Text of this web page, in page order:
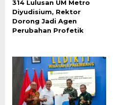
314 Lulusan UM Metro
Diyudisium, Rektor
Dorong Jadi Agen
Perubahan Profetik